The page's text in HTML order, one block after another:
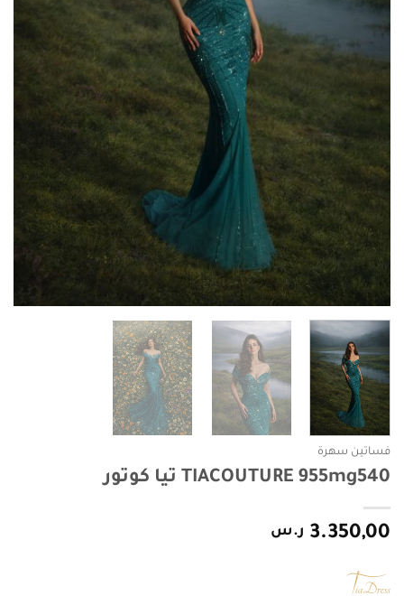
فساتين سهرة
TIACOUTURE 955mg540 تيا كوتور
3.350,00 ر.س